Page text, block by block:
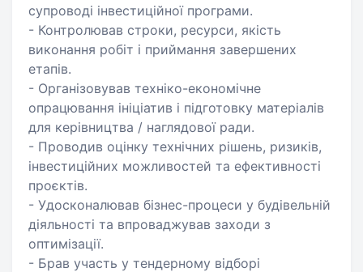
супроводі інвестиційної програми.
- Контролював строки, ресурси, якість
виконання робіт і приймання завершених
етапів.
- Організовував техніко-економічне
опрацювання ініціатив і підготовку матеріалів
для керівництва / наглядової ради.
- Проводив оцінку технічних рішень, ризиків,
інвестиційних можливостей та ефективності
проєктів.
- Удосконалював бізнес-процеси у будівельній
діяльності та впроваджував заходи з
оптимізації.
- Брав участь у тендерному відборі